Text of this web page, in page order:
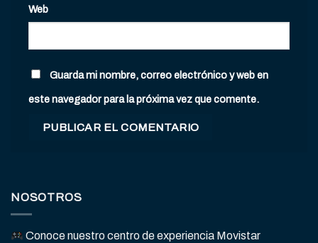
Web
Guarda mi nombre, correo electrónico y web en
este navegador para la próxima vez que comente.
NOSOTROS
Conoce nuestro centro de experiencia Movistar